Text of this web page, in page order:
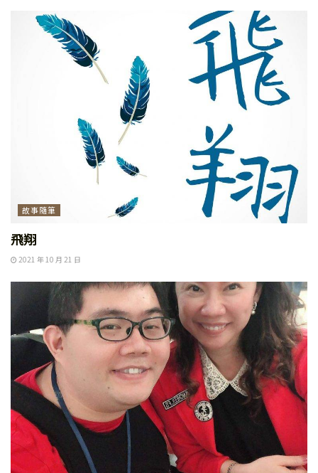
故事隨筆
飛翔
2021 年 10 月 21 日